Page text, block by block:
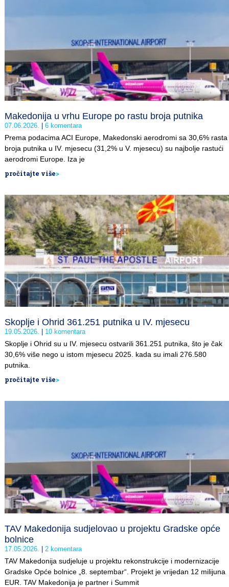
Makedonija u vrhu Europe po rastu broja putnika
07.06.2026. 6 komentara
Prema podacima ACI Europe, Makedonski aerodromi sa 30,6% rasta
broja putnika u IV. mjesecu (31,2% u V. mjesecu) su najbolje rastući
aerodromi Europe. Iza je
pročitajte više>
Skoplje i Ohrid 361.251 putnika u IV. mjesecu
19.05.2026. 10 komentara
Skoplje i Ohrid su u IV. mjesecu ostvarili 361.251 putnika, što je čak
30,6% više nego u istom mjesecu 2025. kada su imali 276.580
putnika.
pročitajte više>
TAV Makedonija sudjelovao u projektu Gradske opće
bolnice
17.05.2026. 2 komentara
TAV Makedonija sudjeluje u projektu rekonstrukcije i modernizacije
Gradske Opće bolnice „8. septembar“. Projekt je vrijedan 12 milijuna
EUR. TAV Makedonija je partner i Summit